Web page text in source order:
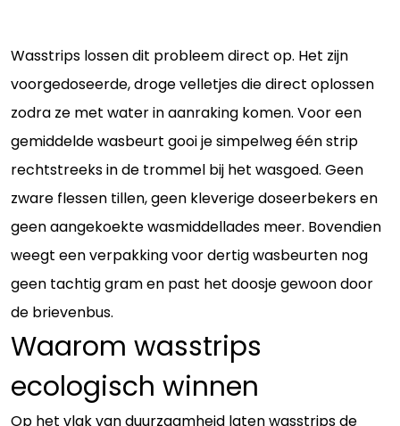
Wasstrips lossen dit probleem direct op. Het zijn
voorgedoseerde, droge velletjes die direct oplossen
zodra ze met water in aanraking komen. Voor een
gemiddelde wasbeurt gooi je simpelweg één strip
rechtstreeks in de trommel bij het wasgoed. Geen
zware flessen tillen, geen kleverige doseerbekers en
geen aangekoekte wasmiddellades meer. Bovendien
weegt een verpakking voor dertig wasbeurten nog
geen tachtig gram en past het doosje gewoon door
de brievenbus.
Waarom wasstrips
ecologisch winnen
Op het vlak van duurzaamheid laten wasstrips de